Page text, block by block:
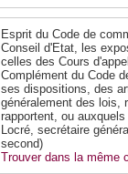
Esprit du Code de
Conseil d'Etat, les
celles des Cours
Complément du Code
ses dispositions, des
généralement des lois,
rapportent, ou
Locré, secrétaire
second)
Trouver dans la même